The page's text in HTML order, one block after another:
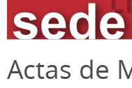
Actas de